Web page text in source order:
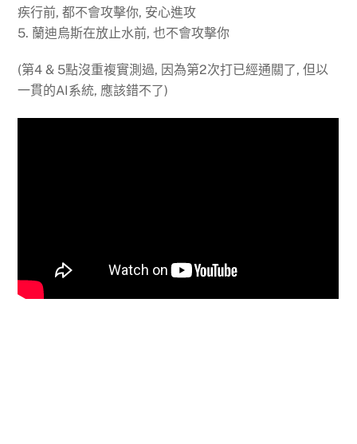
疾行前, 都不會攻擊你, 安心進攻
5. 蘭迪烏斯在放止水前, 也不會攻擊你
(第4 & 5點沒重複實測過, 因為第2次打已經通關了, 但以
一貫的AI系統, 應該錯不了)